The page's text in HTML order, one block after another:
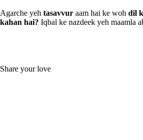
Agarche yeh tasavvur aam hai ke woh dil
kahan hai? Iqbal ke nazdeek yeh maamla
Share your love